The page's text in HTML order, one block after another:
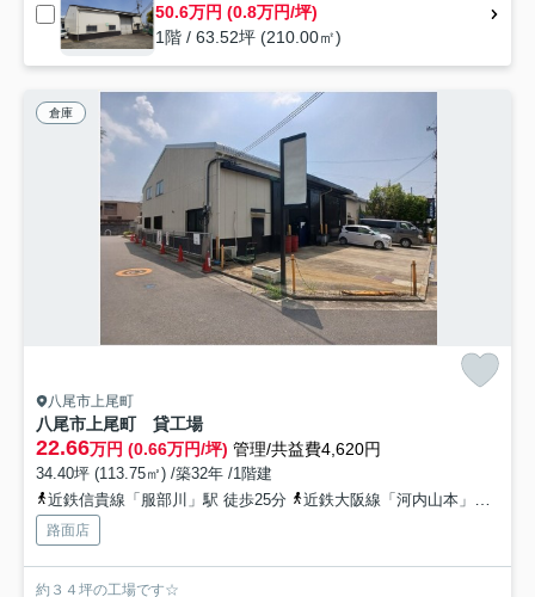
50.6万円 (0.8万円/坪)
1階 / 63.52坪 (210.00㎡)
倉庫
八尾市上尾町
八尾市上尾町 貸工場
22.66万円 (0.66万円/坪) 管理/共益費4,620円
34.40坪 (113.75㎡) /築32年 /1階建
近鉄信貴線「服部川」駅 徒歩25分
近鉄大阪線「河内山本」駅 徒歩28分
路面店
約３４坪の工場です☆